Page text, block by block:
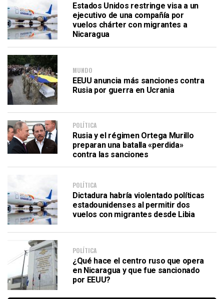
Estados Unidos restringe visa a un
ejecutivo de una compañía por
vuelos chárter con migrantes a
Nicaragua
MUNDO
EEUU anuncia más sanciones contra
Rusia por guerra en Ucrania
POLÍTICA
Rusia y el régimen Ortega Murillo
preparan una batalla «perdida»
contra las sanciones
POLÍTICA
Dictadura habría violentado políticas
estadounidenses al permitir dos
vuelos con migrantes desde Libia
POLÍTICA
¿Qué hace el centro ruso que opera
en Nicaragua y que fue sancionado
por EEUU?